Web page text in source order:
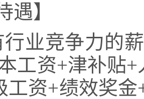
遇】
行业竞争力的
工资+津补贴
工资+绩效奖